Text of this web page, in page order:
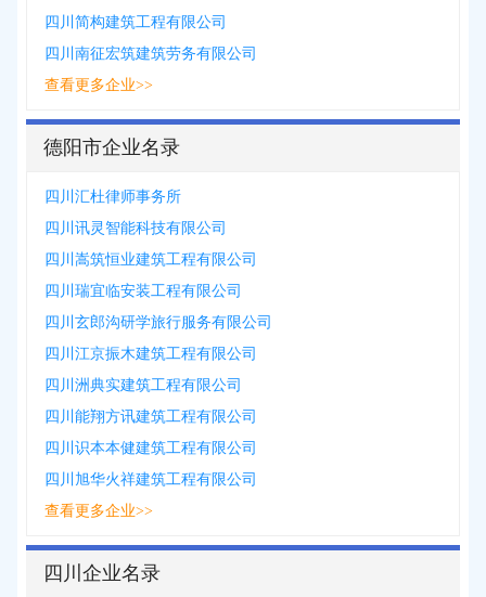
四川简构建筑工程有限公司
四川南征宏筑建筑劳务有限公司
查看更多企业>>
德阳市企业名录
四川汇杜律师事务所
四川讯灵智能科技有限公司
四川嵩筑恒业建筑工程有限公司
四川瑞宜临安装工程有限公司
四川玄郎沟研学旅行服务有限公司
四川江京振木建筑工程有限公司
四川洲典实建筑工程有限公司
四川能翔方讯建筑工程有限公司
四川识本本健建筑工程有限公司
四川旭华火祥建筑工程有限公司
查看更多企业>>
四川企业名录